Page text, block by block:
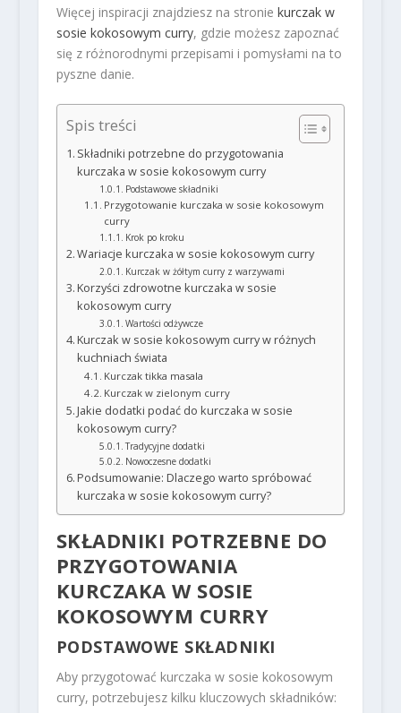
Więcej inspiracji znajdziesz na stronie kurczak w
sosie kokosowym curry, gdzie możesz zapoznać
się z różnorodnymi przepisami i pomysłami na to
pyszne danie.
Spis treści
Składniki potrzebne do przygotowania
kurczaka w sosie kokosowym curry
Podstawowe składniki
Przygotowanie kurczaka w sosie kokosowym
curry
Krok po kroku
Wariacje kurczaka w sosie kokosowym curry
Kurczak w żółtym curry z warzywami
Korzyści zdrowotne kurczaka w sosie
kokosowym curry
Wartości odżywcze
Kurczak w sosie kokosowym curry w różnych
kuchniach świata
Kurczak tikka masala
Kurczak w zielonym curry
Jakie dodatki podać do kurczaka w sosie
kokosowym curry?
Tradycyjne dodatki
Nowoczesne dodatki
Podsumowanie: Dlaczego warto spróbować
kurczaka w sosie kokosowym curry?
SKŁADNIKI POTRZEBNE DO
PRZYGOTOWANIA
KURCZAKA W SOSIE
KOKOSOWYM CURRY
PODSTAWOWE SKŁADNIKI
Aby przygotować kurczaka w sosie kokosowym
curry, potrzebujesz kilku kluczowych składników: